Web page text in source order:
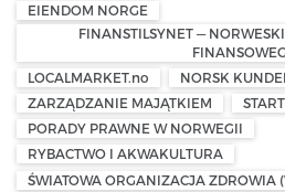
EIENDOM NORGE
FINANSTILSYNET —
LOCALMARKET.no
NORSK
ZARZĄDZANIE MAJĄTKIEM
PORADY PRAWNE W NORWEGII
RYBACTWO I AKWAKULTURA
ŚWIATOWA ORGANIZACJA ZDROWIA